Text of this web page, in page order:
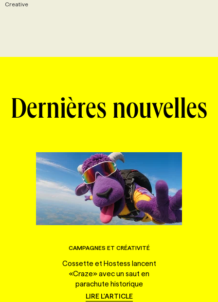
Creative
Dernières nouvelles
CAMPAGNES ET CRÉATIVITÉ
Cossette et Hostess lancent
«Craze» avec un saut en
parachute historique
LIRE L'ARTICLE